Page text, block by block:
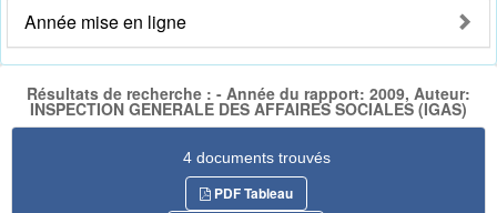
Année mise en ligne
Résultats de recherche : - Année du rapport: 2009, Auteur:
INSPECTION GENERALE DES AFFAIRES SOCIALES (IGAS)
4 documents trouvés
PDF Tableau